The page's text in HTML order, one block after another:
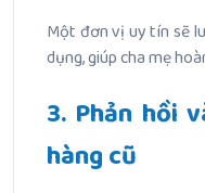
Một đơn vị uy tín sẽ
dụng, giúp cha mẹ
3. Phản hồi
hàng cũ